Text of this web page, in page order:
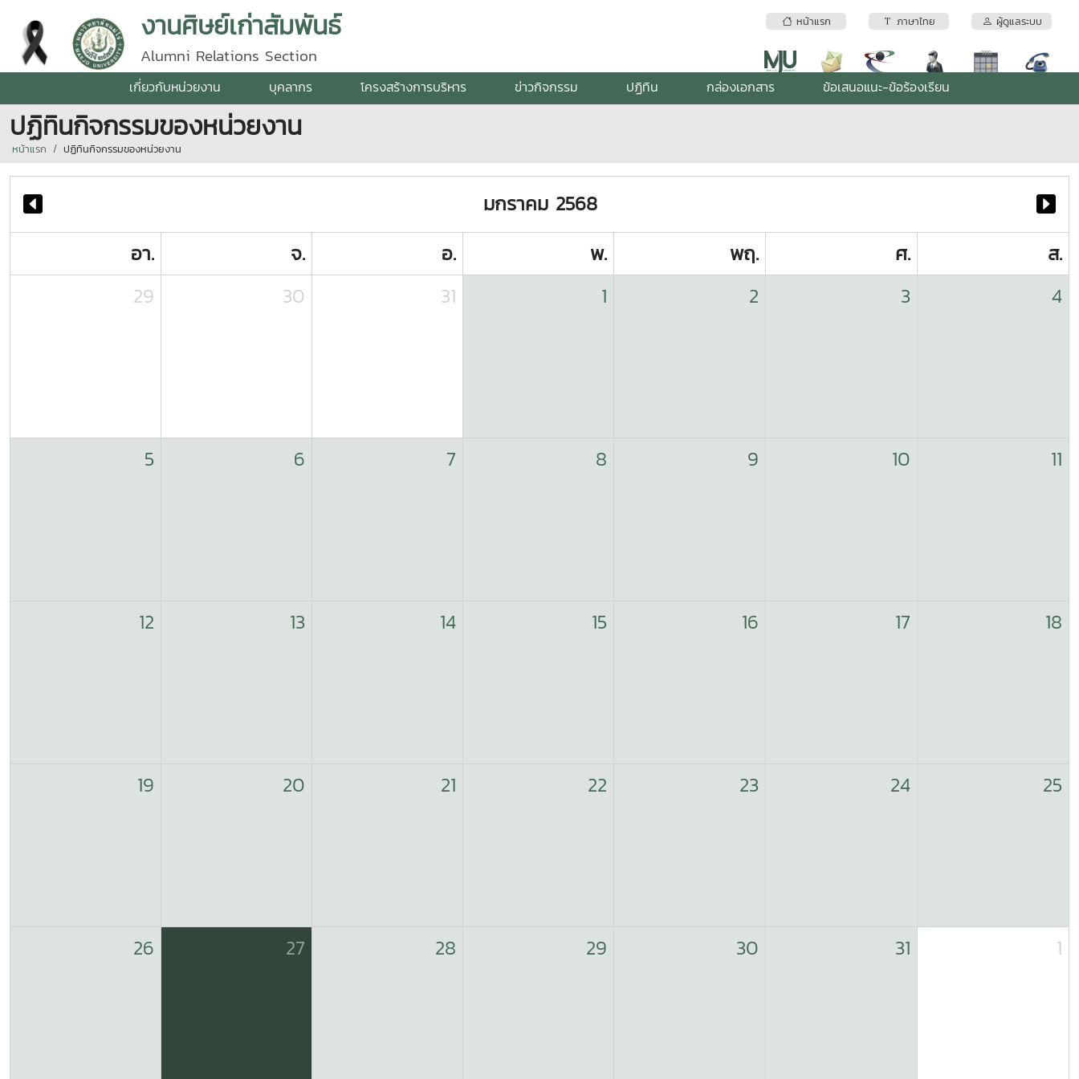
หน้าแรก ภาษาไทย ผู้ดูแลระบบ
งานศิษย์เก่าสัมพันธ์
Alumni Relations Section
เกี่ยวกับหน่วยงาน บุคลากร โครงสร้างการบริหาร ข่าวกิจกรรม ปฏิทิน กล่องเอกสาร ข้อเสนอแนะ-ข้อร้องเรียน
ปฏิทินกิจกรรมของหน่วยงาน
หน้าแรก ปฏิทินกิจกรรมของหน่วยงาน
มกราคม 2568
อา.
จ. อ. พ. พฤ. ศ.
ส.
29
30 31 1 2 3 4
5 6 7 8 9 10 11
12 13 14 15 16 17 18
19 20 21 22 23 24 25
26 27 28 29 30 31 1